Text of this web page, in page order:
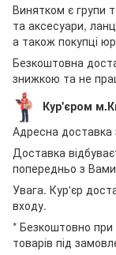
Винятком є групи
та аксесуари,
а також покупці
Безкоштовна
знижкою та не
Кур'єром
Адресна доставка
Доставка
попередньо з
Увага. Кур'єр
входу.
* Безкоштовно при
товарів під